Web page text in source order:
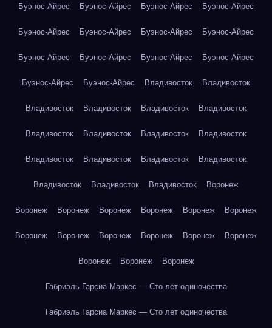
Буэнос-Айрес Буэнос-Айрес Буэнос-Айрес Буэнос-Айрес
Буэнос-Айрес Буэнос-Айрес Буэнос-Айрес Буэнос-Айрес
Буэнос-Айрес Буэнос-Айрес Буэнос-Айрес Буэнос-Айрес
Буэнос-Айрес Буэнос-Айрес Владивосток Владивосток
Владивосток Владивосток Владивосток Владивосток
Владивосток Владивосток Владивосток Владивосток
Владивосток Владивосток Владивосток Владивосток
Владивосток Владивосток Владивосток Воронеж
Воронеж Воронеж Воронеж Воронеж Воронеж Воронеж
Воронеж Воронеж Воронеж Воронеж Воронеж Воронеж
Воронеж Воронеж Воронеж
Габриэль Гарсиа Маркес — Сто лет одиночества
Габриэль Гарсиа Маркес — Сто лет одиночества